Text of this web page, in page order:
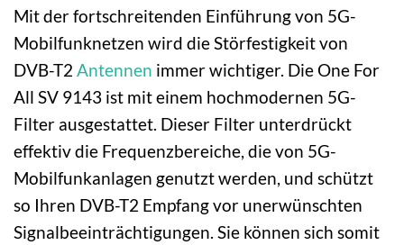
Mit der fortschreitenden Einführung von 5G-
Mobilfunknetzen wird die Störfestigkeit von
DVB-T2 Antennen immer wichtiger. Die One For
All SV 9143 ist mit einem hochmodernen 5G-
Filter ausgestattet. Dieser Filter unterdrückt
effektiv die Frequenzbereiche, die von 5G-
Mobilfunkanlagen genutzt werden, und schützt
so Ihren DVB-T2 Empfang vor unerwünschten
Signalbeeinträchtigungen. Sie können sich somit